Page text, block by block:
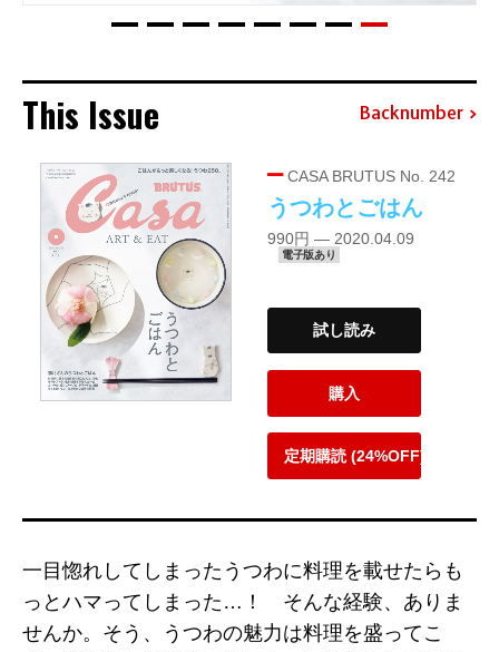
This Issue Backnumber
CASA BRUTUS No. 242
うつわとごはん
990円 — 2020.04.09
電子版あり
試し読み
購入
定期購読 (24%OFF)
一目惚れしてしまったうつわに料理を載せたらも
っとハマってしまった…！ そんな経験、ありま
せんか。そう、うつわの魅力は料理を盛ってこ